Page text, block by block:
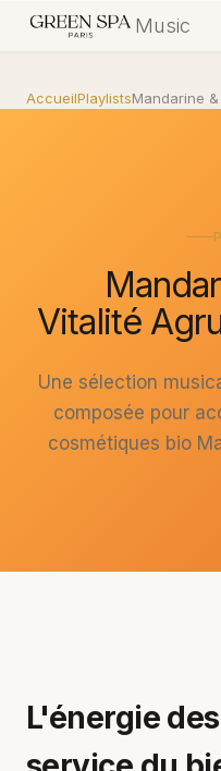
Music
AccueilPlaylistsMandarine &
Vitalité
Une sélection
composée pour
cosmétiques bio
L'énergie